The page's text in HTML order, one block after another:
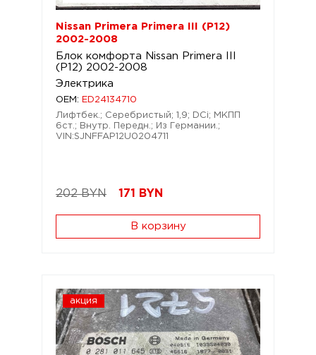
Nissan Primera Primera III (P12)
2002-2008
Блок комфорта Nissan Primera III
(P12) 2002-2008
Электрика
OEM:
ED24134710
Лифтбек.; Серебристый; 1,9; DCi; МКПП
6ст.; Внутр. Передн.; Из Германии.;
VIN:SJNFFAP12U0204711
202 BYN 171 BYN
В корзину
акция